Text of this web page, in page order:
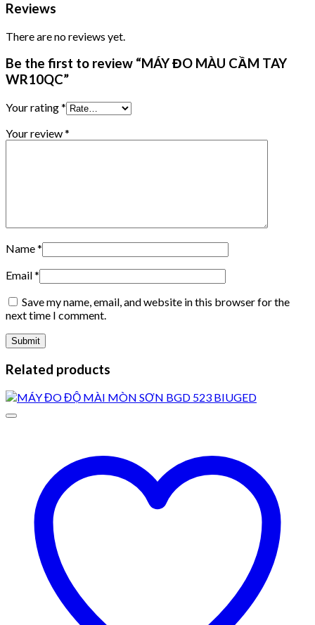
Reviews
There are no reviews yet.
Be the first to review “MÁY ĐO MÀU CẦM TAY
WR10QC”
Your rating*
Your review*
Name*
Email*
Save my name, email, and website in this browser for the
next time I comment.
Related products